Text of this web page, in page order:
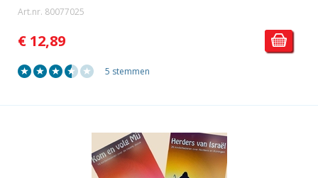
Art.nr. 80077025
€ 12,89
5 stemmen